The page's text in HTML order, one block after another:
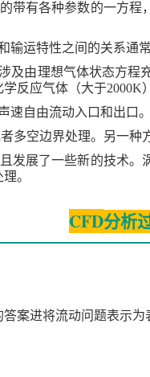
带有各种参数的一方
输运特性之间的关系通
及由理想气体状态方程
反应气体（大于2000K
速自由流动入口和出口。
多空边界处理。另一种
发展了一些新的技术。
。
CFD分析
案进将流动问题表示为